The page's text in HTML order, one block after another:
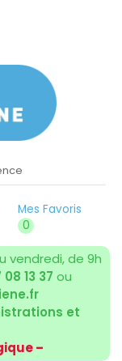
Mes Favoris
0
vendredi, de 9h
08 13 37 ou
et
–